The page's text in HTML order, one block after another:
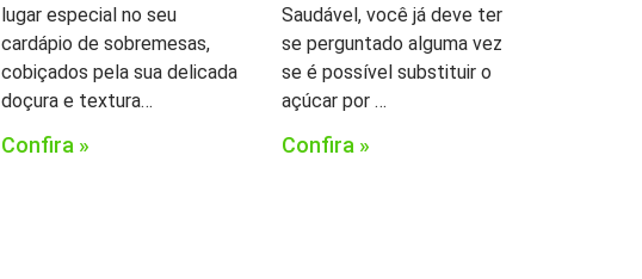
lugar especial no seu
cardápio de sobremesas,
cobiçados pela sua delicada
doçura e textura…
Confira »
Saudável, você já deve ter
se perguntado alguma vez
se é possível substituir o
açúcar por …
Confira »